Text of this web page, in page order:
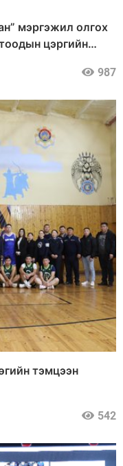
мэргэжил олгох
цэргийн
987
тэмцээн
542